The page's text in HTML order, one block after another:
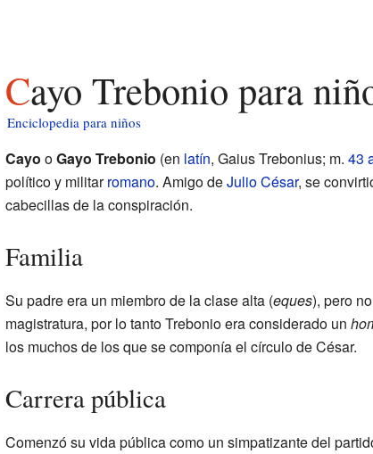
Cayo Trebonio para
Enciclopedia para niños
Cayo oGayo Trebonio (en latín, Gaius Trebonius; m. 43
político y militarromano. Amigo deJulio César, se
cabecillas de la conspiración.
Familia
Su padre era un miembro de la clase alta (eques), pero
magistratura, por lo tanto Trebonio era considerado un
los muchos de los que se componía el círculo de César.
Carrera pública
Comenzó su vida pública como un simpatizante del